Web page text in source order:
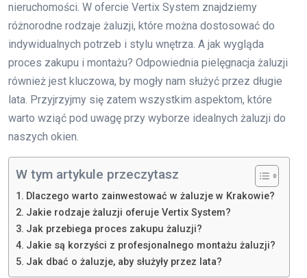
nieruchomości. W ofercie Vertix System znajdziemy
różnorodne rodzaje żaluzji, które można dostosować do
indywidualnych potrzeb i stylu wnętrza. A jak wygląda
proces zakupu i montażu? Odpowiednia pielęgnacja żaluzji
również jest kluczowa, by mogły nam służyć przez długie
lata. Przyjrzyjmy się zatem wszystkim aspektom, które
warto wziąć pod uwagę przy wyborze idealnych żaluzji do
naszych okien.
W tym artykule przeczytasz
Dlaczego warto zainwestować w żaluzje w Krakowie?
Jakie rodzaje żaluzji oferuje Vertix System?
Jak przebiega proces zakupu żaluzji?
Jakie są korzyści z profesjonalnego montażu żaluzji?
Jak dbać o żaluzje, aby służyły przez lata?